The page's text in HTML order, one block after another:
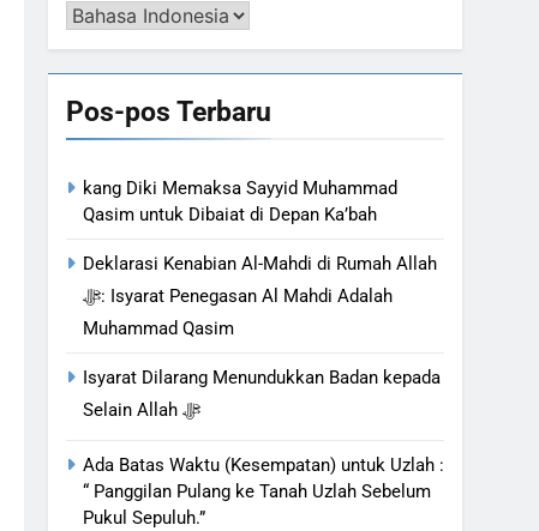
Pengalih
Pos-pos Terbaru
kang Diki Memaksa Sayyid Muhammad
Qasim untuk Dibaiat di Depan Ka’bah
Deklarasi Kenabian Al-Mahdi di Rumah Allah
ﷻ: Isyarat Penegasan Al Mahdi Adalah
Muhammad Qasim
Isyarat Dilarang Menundukkan Badan kepada
Selain Allah ﷻ
Ada Batas Waktu (Kesempatan) untuk Uzlah :
“ Panggilan Pulang ke Tanah Uzlah Sebelum
Pukul Sepuluh.”